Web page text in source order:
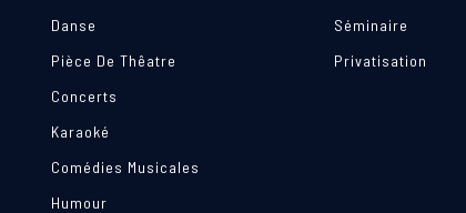
Danse
Pièce De Thêatre
Concerts
Karaoké
Comédies Musicales
Humour
Séminaire
Privatisation